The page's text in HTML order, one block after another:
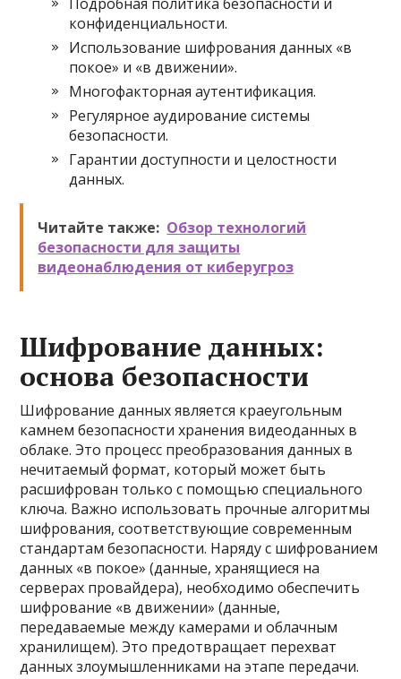
конфиденциальности.
Использование шифрования данных «в
покое» и «в движении».
Многофакторная аутентификация.
Регулярное аудирование системы
безопасности.
Гарантии доступности и целостности
данных.
Читайте также: Обзор технологий
безопасности для защиты
видеонаблюдения от киберугроз
Шифрование данных:
основа безопасности
Шифрование данных является краеугольным
камнем безопасности хранения видеоданных в
облаке. Это процесс преобразования данных в
нечитаемый формат, который может быть
расшифрован только с помощью специального
ключа. Важно использовать прочные алгоритмы
шифрования, соответствующие современным
стандартам безопасности. Наряду с шифрованием
данных «в покое» (данные, хранящиеся на
серверах провайдера), необходимо обеспечить
шифрование «в движении» (данные,
передаваемые между камерами и облачным
хранилищем). Это предотвращает перехват
данных злоумышленниками на этапе передачи.